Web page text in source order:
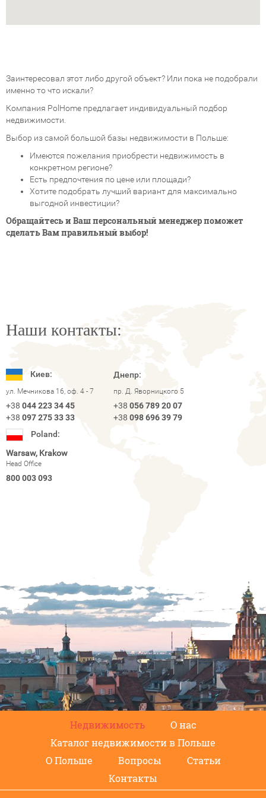
Заинтересовал этот либо другой объект? Или пока не подобрали
именно то что искали?
Компания PolHome предлагает индивидуальный подбор
недвижимости.
Выбор из самой большой базы недвижимости в Польше:
Имеются пожелания приобрести недвижимость в
конкретном регионе?
Есть предпочтения по цене или площади?
Хотите подобрать лучший вариант для максимально
выгодной инвестиции?
Обращайтесь и Ваш персональный менеджер поможет
сделать Вам правильный выбор!
Наши контакты:
Киев:
ул. Мечникова 16, оф. 4 - 7
+38 044 223 34 45
+38 097 275 33 33
Днепр:
пр. Д. Яворницкого 5
+38 056 789 20 07
+38 098 696 39 79
Poland:
Warsaw, Krakow
Head Office
800 003 093
Недвижимость
О нас
Каталог недвижимости в Польше
О Польше
Вопросы
Статьи
Контакты